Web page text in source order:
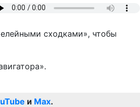
сходками», чтобы
и Max.